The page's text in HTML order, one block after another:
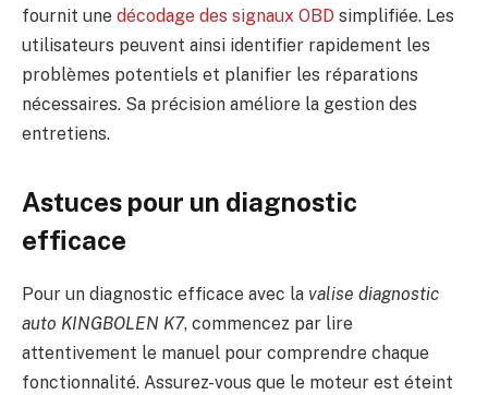
fournit une décodage des signaux OBD simplifiée. Les
utilisateurs peuvent ainsi identifier rapidement les
problèmes potentiels et planifier les réparations
nécessaires. Sa précision améliore la gestion des
entretiens.
Astuces pour un diagnostic
efficace
Pour un diagnostic efficace avec la valise diagnostic
auto KINGBOLEN K7, commencez par lire
attentivement le manuel pour comprendre chaque
fonctionnalité. Assurez-vous que le moteur est éteint